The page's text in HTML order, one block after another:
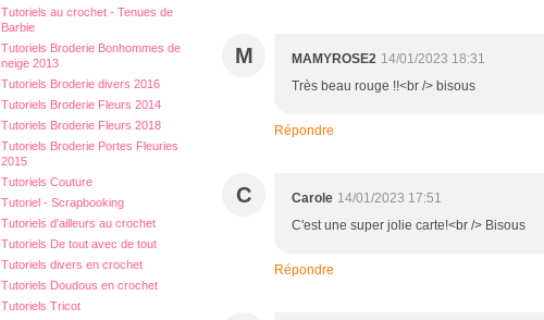
Tutoriels au crochet - Tenues de
Barbie
Tutoriels Broderie Bonhommes de
neige 2013
Tutoriels Broderie divers 2016
Tutoriels Broderie Fleurs 2014
Tutoriels Broderie Fleurs 2018
Tutoriels Broderie Portes Fleuries
2015
Tutoriels Couture
Tutoriel - Scrapbooking
Tutoriels d'ailleurs au crochet
Tutoriels De tout avec de tout
Tutoriels divers en crochet
Tutoriels Doudous en crochet
Tutoriels Tricot
M MAMYROSE2 14/01/2023 18:31
Très beau rouge !!<br /> bisous
Répondre
C Carole 14/01/2023 17:51
C'est une super jolie carte!<br /> Bisous
Répondre